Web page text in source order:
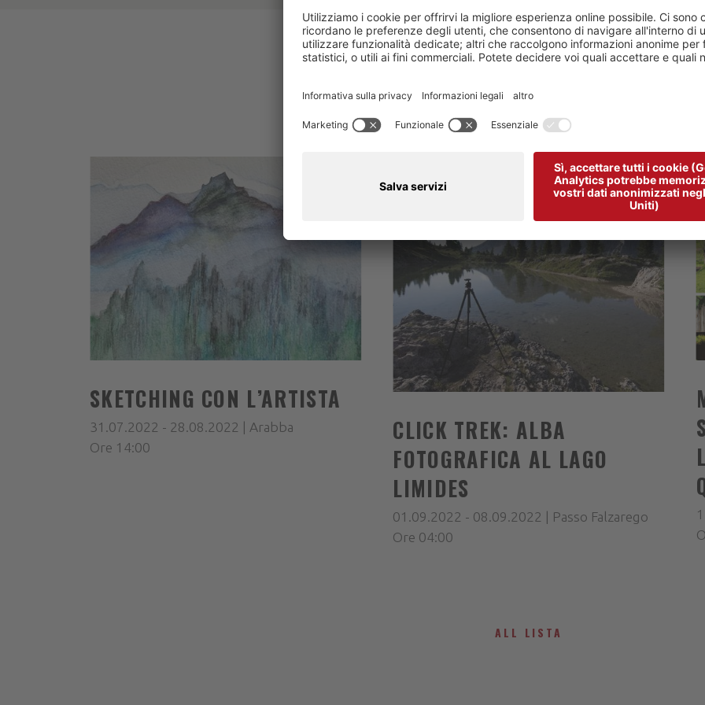
ATTIVITÀ ED
SKETCHING CON L’ARTISTA
31.07.2022 - 28.08.2022 | Arabba
Ore 14:00
CLICK TREK: ALBA
FOTOGRAFICA AL LAGO
LIMIDES
01.09.2022 - 08.09.2022 | Passo Falzarego
Ore 04:00
ALL LISTA